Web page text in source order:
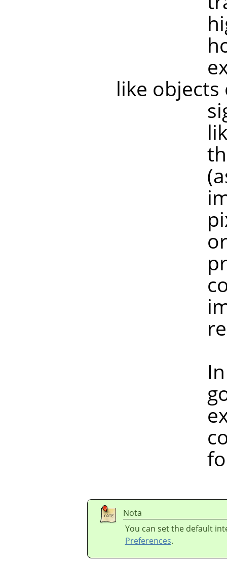
higher
like objects
like old
the
(as are
image is
pixel
or more
colours
image
In any
gospel.
colour
for a
Nota
You can set the default
Preferences.